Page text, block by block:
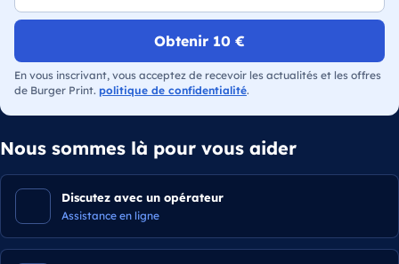
Obtenir 10 €
En vous inscrivant, vous acceptez de recevoir les actualités et les offres
de Burger Print. politique de confidentialité.
Nous sommes là pour vous aider
Discutez avec un opérateur
Assistance en ligne